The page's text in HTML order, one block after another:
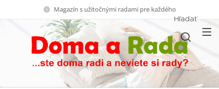
Magazín s užitočnými radami pre každého
Hľadať